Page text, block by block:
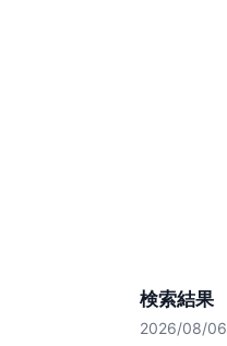
検索結果
2026/08/06